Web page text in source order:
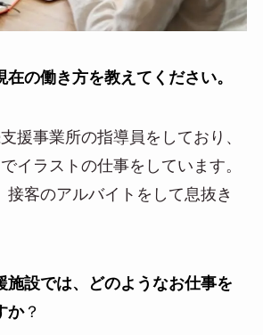
の働き方を教えてください。
援事業所の指導員をしており、
イラストの仕事をしています。
接客のアルバイトをして息抜き
施設では、どのようなお仕事を
か？